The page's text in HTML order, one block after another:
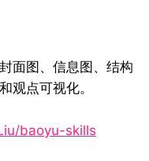
面图、信息图、结构
观点可视化。
baoyu-skills